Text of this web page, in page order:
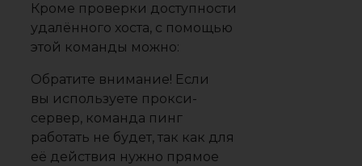
Кроме проверки доступности
удалённого хоста, с помощью
этой команды можно:
Обратите внимание! Если
вы используете прокси-
сервер, команда пинг
работать не будет, так как для
её действия нужно прямое